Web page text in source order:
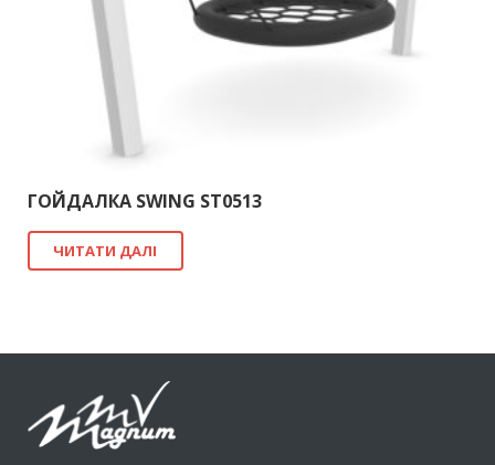
ГОЙДАЛКА SWING ST0513
ЧИТАТИ ДАЛІ